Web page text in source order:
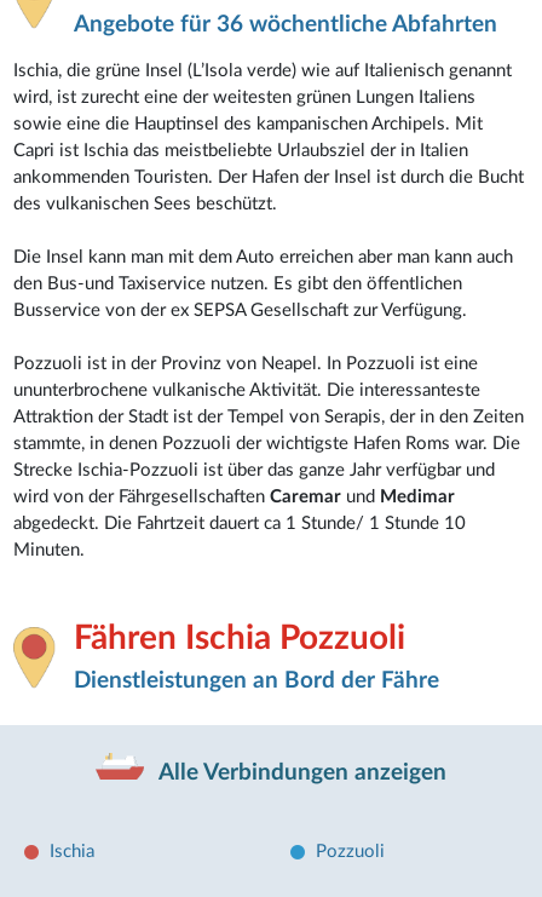
Angebote für 36 wöchentliche Abfahrten
Ischia, die grüne Insel (L’Isola verde) wie auf Italienisch genannt
wird, ist zurecht eine der weitesten grünen Lungen Italiens
sowie eine die Hauptinsel des kampanischen Archipels. Mit
Capri ist Ischia das meistbeliebte Urlaubsziel der in Italien
ankommenden Touristen. Der Hafen der Insel ist durch die Bucht
des vulkanischen Sees beschützt.
Die Insel kann man mit dem Auto erreichen aber man kann auch
den Bus-und Taxiservice nutzen. Es gibt den öffentlichen
Busservice von der ex SEPSA Gesellschaft zur Verfügung.
Pozzuoli ist in der Provinz von Neapel. In Pozzuoli ist eine
ununterbrochene vulkanische Aktivität. Die interessanteste
Attraktion der Stadt ist der Tempel von Serapis, der in den Zeiten
stammte, in denen Pozzuoli der wichtigste Hafen Roms war. Die
Strecke Ischia-Pozzuoli ist über das ganze Jahr verfügbar und
wird von der FährgesellschaftenCaremar und Medimar
abgedeckt. Die Fahrtzeit dauert ca 1 Stunde/ 1 Stunde 10
Minuten.
Fähren Ischia Pozzuoli
Dienstleistungen an Bord der Fähre
Alle Verbindungen anzeigen
Ischia Pozzuoli